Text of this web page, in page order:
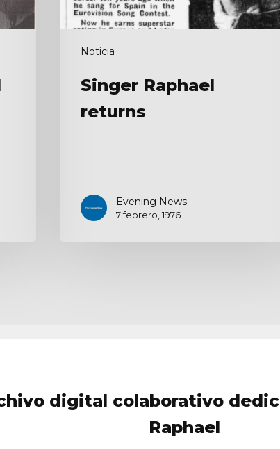
Noticia
Singer Raphael
returns
Evening News
7 febrero, 1976
digital colaborativo
Raphael